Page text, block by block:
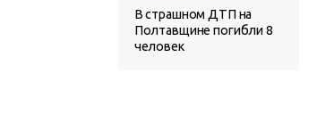
В страшном ДТП на
Полтавщине погибли 8
человек